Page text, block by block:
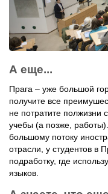
А еще...
Прага – уже большой
получите все
не потратите полжизни
учебы (а позже,
большому потоку
отрасли, у студентов в
подработку, где
языков.